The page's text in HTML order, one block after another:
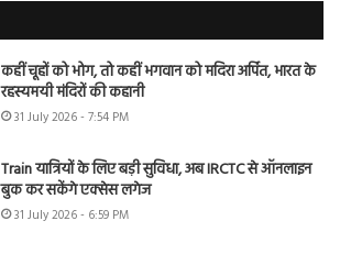
कहीं चूहों को भोग, तो कहीं भगवान को मदिरा अर्पित, भारत के
रहस्यमयी मंदिरों की कहानी
31 July 2026 - 7:54 PM
Train यात्रियों के लिए बड़ी सुविधा, अब IRCTC से ऑनलाइन
बुक कर सकेंगे एक्सेस लगेज
31 July 2026 - 6:59 PM